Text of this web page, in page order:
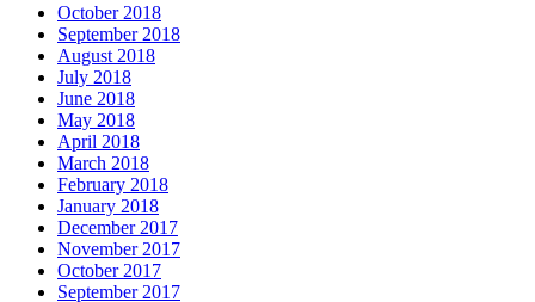
October 2018
September 2018
August 2018
July 2018
June 2018
May 2018
April 2018
March 2018
February 2018
January 2018
December 2017
November 2017
October 2017
September 2017